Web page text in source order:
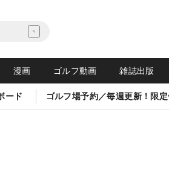
漫画 ゴルフ動画 雑誌出版
ード ゴルフ場予約／毎週更新！限